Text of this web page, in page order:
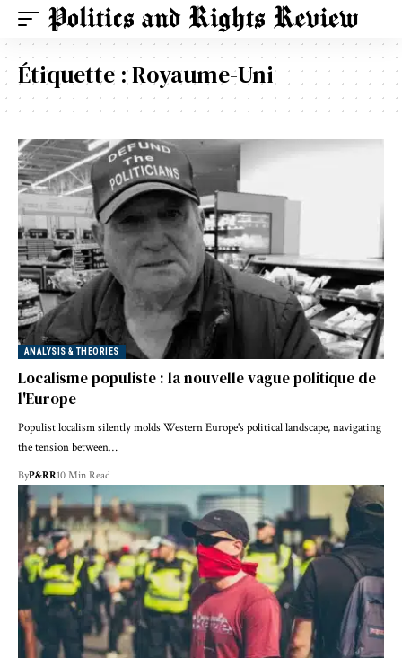
Étiquette :Royaume-Uni
ANALYSIS & THEORIES
Localisme populiste : la nouvelle vague politique de
l'Europe
Populist localism silently molds Western Europe's political landscape, navigating
the tension between…
ByP&RR10 Min Read